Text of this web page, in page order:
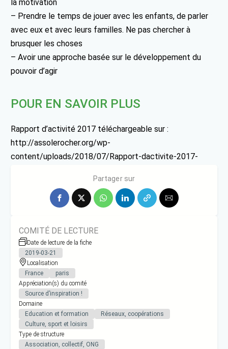
la motivation
– Prendre le temps de jouer avec les enfants, de parler
avec eux et avec leurs familles. Ne pas chercher à
brusquer les choses
– Avoir une approche basée sur le développement du
pouvoir d’agir
POUR EN SAVOIR PLUS
Rapport d’activité 2017 téléchargeable sur :
http://assolerocher.org/wp-
content/uploads/2018/07/Rapport-dactivite-2017-
Partager sur
COMITÉ DE LECTURE
Date de lecture de la fiche
2019-03-21
Localisation
France
paris
Appréciation(s) du comité
Source d’inspiration !
Domaine
Education et formation
Réseaux, coopérations
Culture, sport et loisirs
Type de structure
Association, collectif, ONG